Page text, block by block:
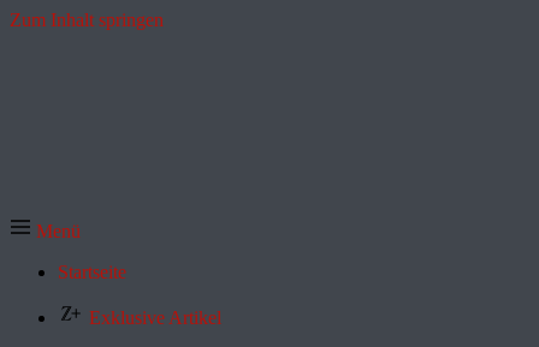
Zum Inhalt springen
Menü
Startseite
Exklusive Artikel